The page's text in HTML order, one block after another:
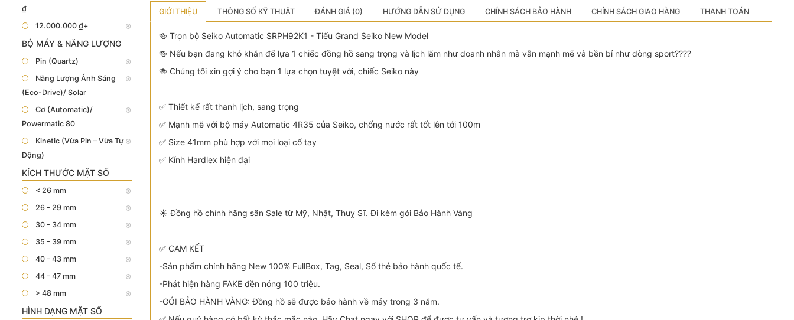
₫
12.000.000 ₫+
BỘ MÁY & NĂNG LƯỢNG
Pin (Quartz)
Năng Lượng Ánh Sáng
(Eco-Drive)/ Solar
Cơ (Automatic)/
Powermatic 80
Kinetic (Vừa Pin – Vừa Tự
Động)
KÍCH THƯỚC MẶT SỐ
< 26 mm
26 - 29 mm
30 - 34 mm
35 - 39 mm
40 - 43 mm
44 - 47 mm
> 48 mm
HÌNH DẠNG MẶT SỐ
GIỚI THIỆU THÔNG SỐ KỸ THUẬT ĐÁNH GIÁ (0) HƯỚNG DẪN SỬ DỤNG CHÍNH SÁCH BẢO HÀNH CHÍNH SÁCH GIAO HÀNG THANH TOÁN
🍻 Trọn bộ Seiko Automatic SRPH92K1 - Tiểu Grand Seiko New Model
🍻 Nếu bạn đang khó khăn để lựa 1 chiếc đồng hồ sang trọng và lịch lãm như doanh nhân mà vẫn mạnh mẽ và bền bỉ như dòng sport????
🍻 Chúng tôi xin gợi ý cho bạn 1 lựa chọn tuyệt vời, chiếc Seiko này
✅ Thiết kế rất thanh lịch, sang trọng
✅ Mạnh mẽ với bộ máy Automatic 4R35 của Seiko, chống nước rất tốt lên tới 100m
✅ Size 41mm phù hợp với mọi loại cổ tay
✅ Kính Hardlex hiện đại
☀️ Đồng hồ chính hãng săn Sale từ Mỹ, Nhật, Thuỵ Sĩ. Đi kèm gói Bảo Hành Vàng
✅ CAM KẾT
-Sản phẩm chính hãng New 100% FullBox, Tag, Seal, Sổ thẻ bảo hành quốc tế.
-Phát hiện hàng FAKE đền nóng 100 triệu.
-GÓI BẢO HÀNH VÀNG: Đồng hồ sẽ được bảo hành về máy trong 3 năm.